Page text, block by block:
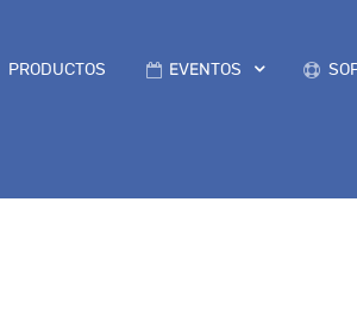
PRODUCTOS EVENTOS